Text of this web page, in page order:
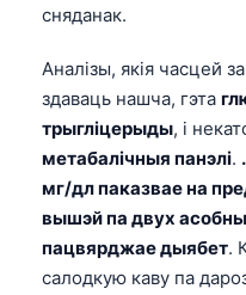
сняданак.
Аналізы, якія часцей
здаваць нашча, гэта
трыгліцерыды, і
метабалічныя панэлі.
мг/дл паказвае на
вышэй па двух
пацвярджае дыябет.
салодкую каву па